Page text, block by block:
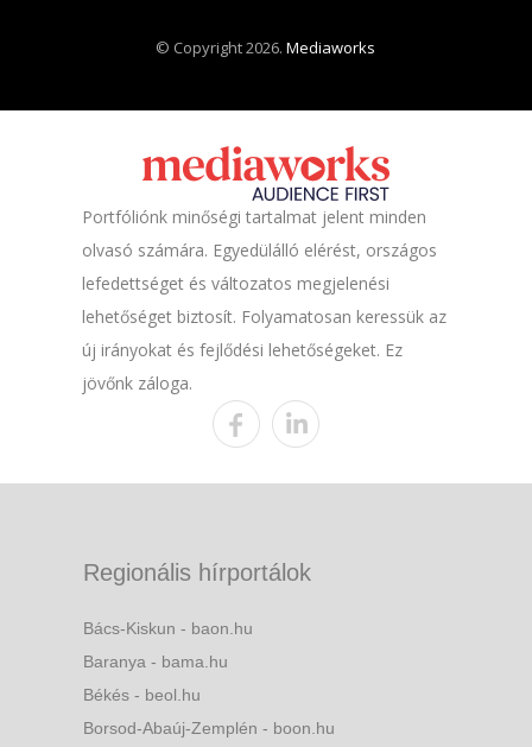
© Copyright 2026.Mediaworks
Portfóliónk minőségi tartalmat jelent minden
olvasó számára. Egyedülálló elérést, országos
lefedettséget és változatos megjelenési
lehetőséget biztosít. Folyamatosan keressük az
új irányokat és fejlődési lehetőségeket. Ez
jövőnk záloga.
Regionális hírportálok
Bács-Kiskun - baon.hu
Baranya - bama.hu
Békés - beol.hu
Borsod-Abaúj-Zemplén - boon.hu